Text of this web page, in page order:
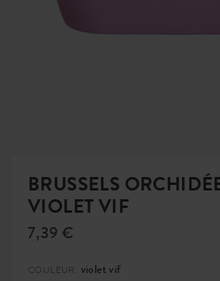
BRUSSELS
VIOLET VIF
7,39 €
COULEUR: violet vif